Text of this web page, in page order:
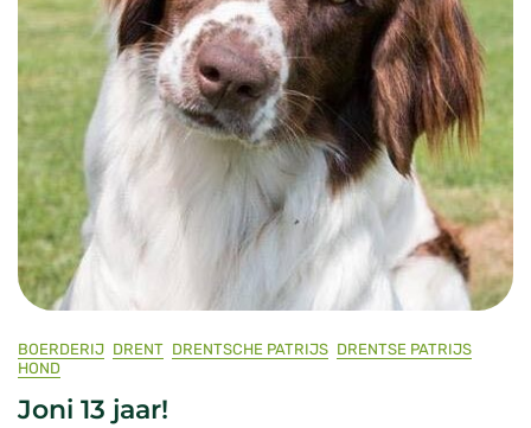
BOERDERIJ DRENT DRENTSCHE PATRIJS DRENTSE PATRIJS
HOND
Joni 13 jaar!